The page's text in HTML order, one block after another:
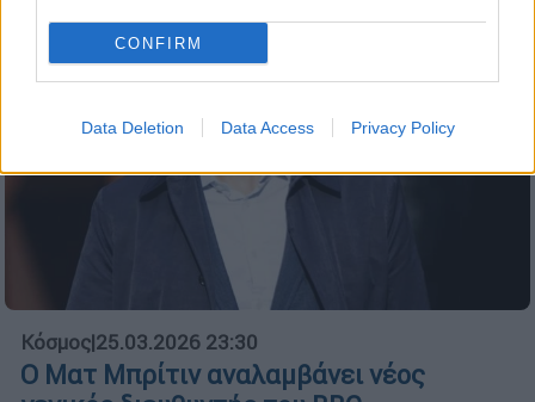
CONFIRM
Data Deletion Data Access Privacy Policy
Κόσμος|25.03.2026 23:30
Ο Ματ Μπρίτιν αναλαμβάνει νέος